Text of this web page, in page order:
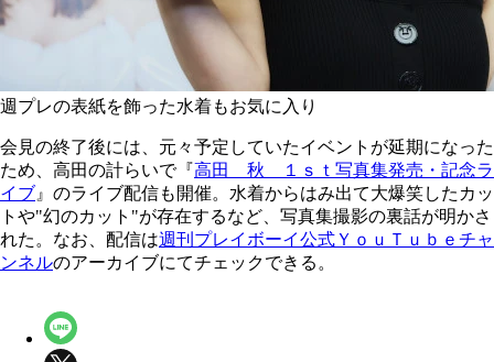
週プレの表紙を飾った水着もお気に入り
会見の終了後には、元々予定していたイベントが延期になった
ため、高田の計らいで『高田 秋 １ｓｔ写真集発売・記念ラ
イブ 』のライブ配信も開催。水着からはみ出て大爆笑したカッ
トや"幻のカット"が存在するなど、写真集撮影の裏話が明かさ
れた。なお、配信は週刊プレイボーイ公式ＹｏｕＴｕｂｅチャ
ンネルのアーカイブにてチェックできる。